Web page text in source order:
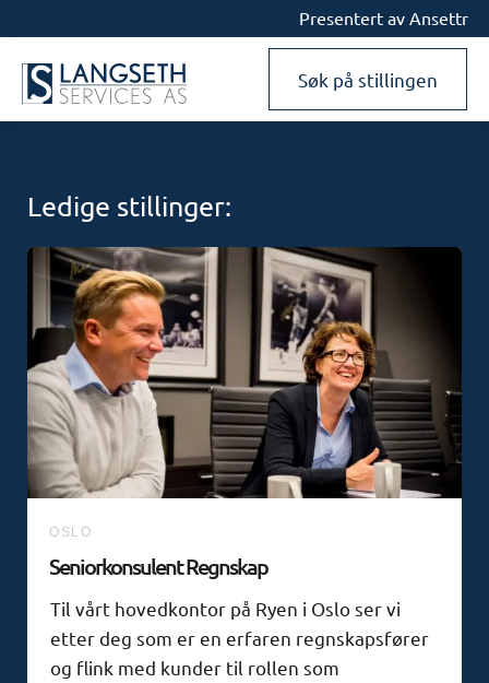
Presentert av Ansettr
Søk på stillingen
Ledige stillinger:
OSLO
Seniorkonsulent Regnskap
Til vårt hovedkontor på Ryen i Oslo ser vi
etter deg som er en erfaren regnskapsfører
og flink med kunder til rollen som